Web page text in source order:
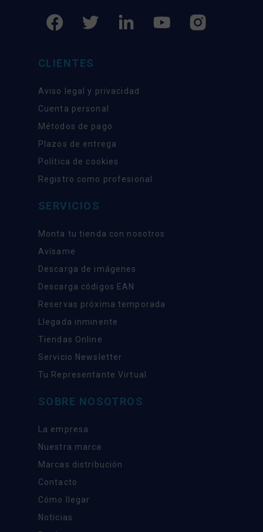
CLIENTES
Aviso legal y privacidad
Cuenta personal
Métodos de pago
Plazos de entrega
Política de cookies
Registro como profesional
SERVICIOS
Monta tu tienda con nosotros
Avísame
Descarga de imágenes
Descarga códigos EAN
Reservas próxima temporada
Llegada inminente
Tiendas Online
Servicio Newsletter
Tu Representante Virtual
SOBRE NOSOTROS
La empresa
Nuestra marca
Marcas distribución
Contacto
Cómo llegar
Noticias